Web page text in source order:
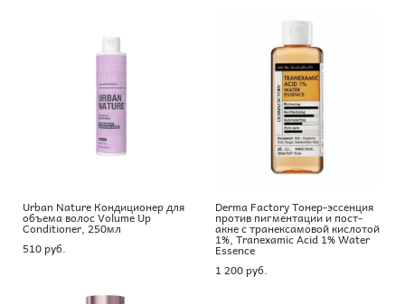
Urban Nature Кондиционер для
объема волос Volume Up
Conditioner, 250мл
510 pуб.
Derma Factory Тонер-эссенция
против пигментации и пост-
акне с транексамовой кислотой
1%, Tranexamic Acid 1% Water
Essence
1 200 pуб.